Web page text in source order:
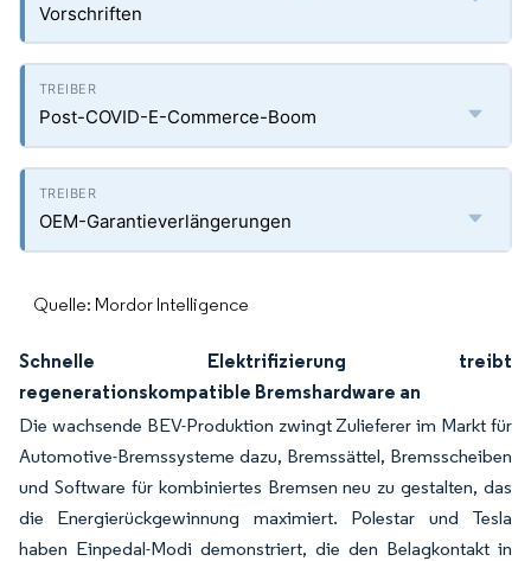
Vorschriften
Post-COVID-E-Commerce-Boom
OEM-Garantieverlängerungen
Quelle: Mordor Intelligence
Schnelle Elektrifizierung treibt
regenerationskompatible Bremshardware an
Die wachsende BEV-Produktion zwingt Zulieferer im Markt für
Automotive-Bremssysteme dazu, Bremssättel, Bremsscheiben
und Software für kombiniertes Bremsen neu zu gestalten, das
die Energierückgewinnung maximiert. Polestar und Tesla
haben Einpedal-Modi demonstriert, die den Belagkontakt in